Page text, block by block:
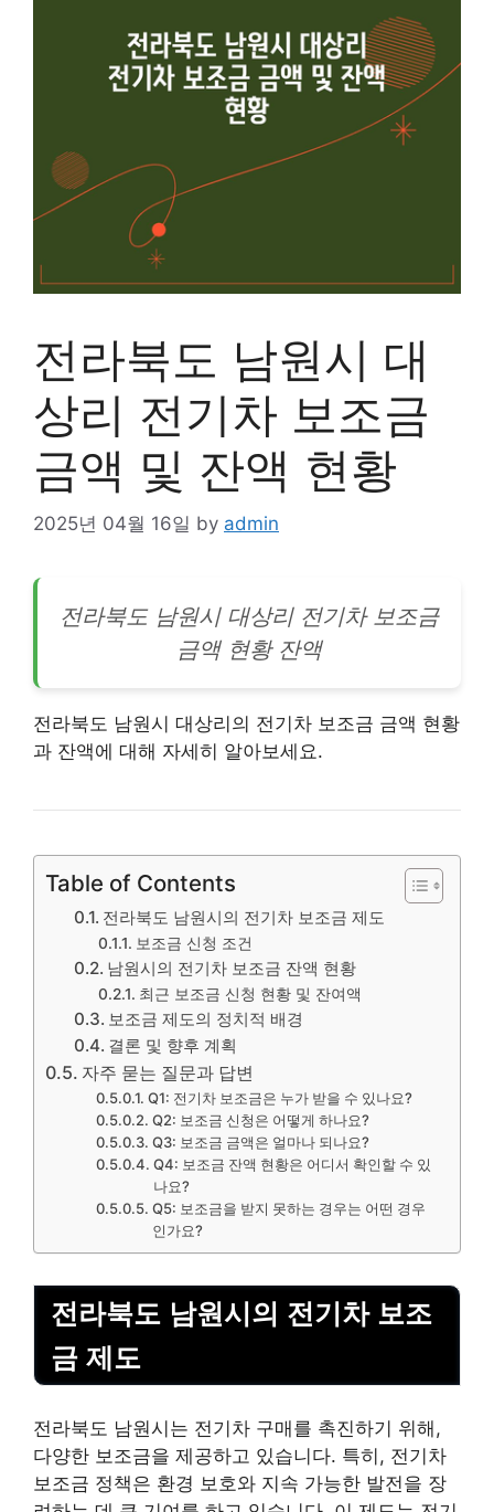
전라북도 남원시 대
상리 전기차 보조금
금액 및 잔액 현황
2025년 04월 16일 by admin
전라북도 남원시 대상리 전기차보조금
금액 현황 잔액
전라북도 남원시 대상리의 전기차 보조금 금액 현황
과 잔액에 대해 자세히 알아보세요.
Table of Contents
전라북도 남원시의 전기차 보조금 제도
보조금 신청 조건
남원시의 전기차 보조금 잔액 현황
최근 보조금 신청 현황 및 잔여액
보조금 제도의 정치적 배경
결론 및 향후 계획
자주 묻는 질문과 답변
Q1: 전기차 보조금은 누가 받을 수 있나요?
Q2: 보조금 신청은 어떻게 하나요?
Q3: 보조금 금액은 얼마나 되나요?
Q4: 보조금 잔액 현황은 어디서 확인할 수 있
나요?
Q5: 보조금을 받지 못하는 경우는 어떤 경우
인가요?
전라북도 남원시의 전기차 보조
금 제도
전라북도 남원시는 전기차 구매를 촉진하기 위해,
다양한 보조금을 제공하고 있습니다. 특히, 전기차
보조금 정책은 환경 보호와 지속 가능한 발전을 장